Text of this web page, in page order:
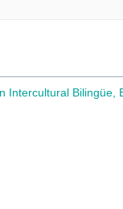
Intercultural